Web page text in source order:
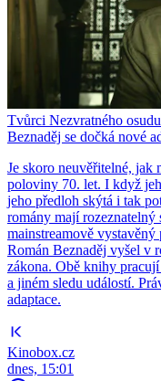
Tvůrci Nezvratného
Beznaděj se dočká nové
Je skoro neuvěřitelné, jak
poloviny 70. let. I když
jeho předloh skýtá i tak
romány mají rozeznatelný
mainstreamově
Román Beznaděj vyšel v
zákona. Obě knihy
a jiném sledu událostí.
adaptace.
Kinobox.cz
dnes, 15:01